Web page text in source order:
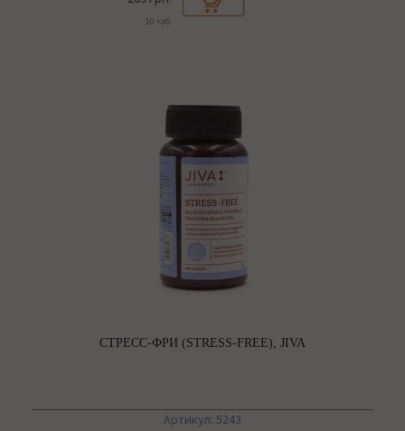
10 таб.
СТРЕСС-ФРИ (STRESS-FREE), JIVA
Артикул: 5243